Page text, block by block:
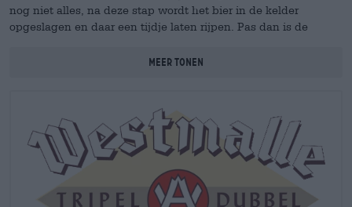
nog niet alles, na deze stap wordt het bier in de kelder
opgeslagen en daar een tijdje laten rijpen. Pas dan is de
Het eindresultaat spreekt voor zich: zware fruittonen
voor bierkenners en degenen die er één willen worden.
Meer tonen